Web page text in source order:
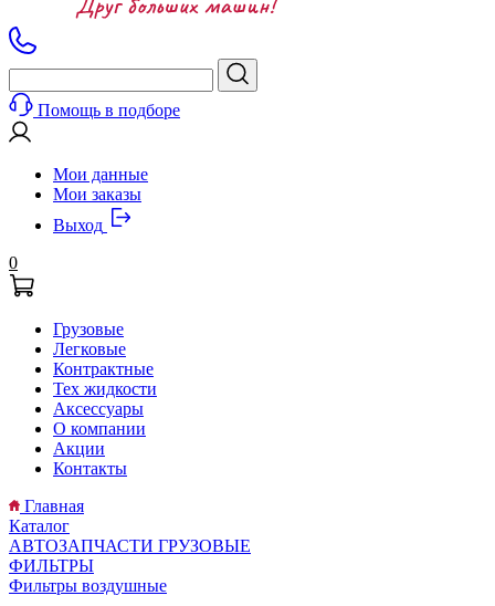
Помощь в подборе
Мои данные
Мои заказы
Выход
0
Грузовые
Легковые
Контрактные
Тех жидкости
Аксессуары
О компании
Акции
Контакты
Главная
Каталог
АВТОЗАПЧАСТИ ГРУЗОВЫЕ
ФИЛЬТРЫ
Фильтры воздушные